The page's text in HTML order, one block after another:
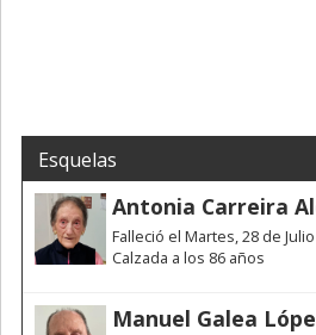
Esquelas
Antonia Carreira
Falleció el Martes, 28 de
Calzada a los 86 años
Manuel Galea